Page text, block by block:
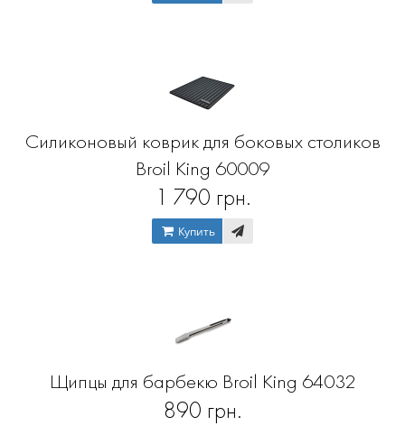
Силиконовый коврик для боковых столиков
Broil King 60009
1 790 грн.
Купить
Щипцы для барбекю Broil King 64032
890 грн.